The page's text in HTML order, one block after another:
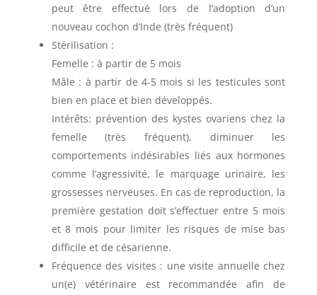
peut être effectué lors de l’adoption d’un
nouveau cochon d’Inde (très fréquent)
Stérilisation :
Femelle : à partir de 5 mois
Mâle : à partir de 4-5 mois si les testicules sont
bien en place et bien développés.
Intérêts: prévention des kystes ovariens chez la
femelle (très fréquent), diminuer les
comportements indésirables liés aux hormones
comme l’agressivité, le marquage urinaire, les
grossesses nerveuses. En cas de reproduction, la
première gestation doit s’effectuer entre 5 mois
et 8 mois pour limiter les risques de mise bas
difficile et de césarienne.
Fréquence des visites : une visite annuelle chez
un(e) vétérinaire est recommandée afin de